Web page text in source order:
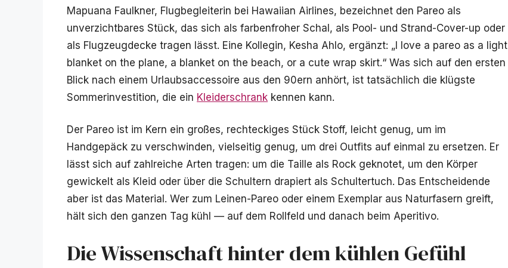
Mapuana Faulkner, Flugbegleiterin bei Hawaiian Airlines, bezeichnet den Pareo als
unverzichtbares Stück, das sich als farbenfroher Schal, als Pool- und Strand-Cover-up oder
als Flugzeugdecke tragen lässt. Eine Kollegin, Kesha Ahlo, ergänzt: „I love a pareo as a light
blanket on the plane, a blanket on the beach, or a cute wrap skirt.“ Was sich auf den ersten
Blick nach einem Urlaubsaccessoire aus den 90ern anhört, ist tatsächlich die klügste
Sommerinvestition, die ein Kleiderschrank kennen kann.
Der Pareo ist im Kern ein großes, rechteckiges Stück Stoff, leicht genug, um im
Handgepäck zu verschwinden, vielseitig genug, um drei Outfits auf einmal zu ersetzen. Er
lässt sich auf zahlreiche Arten tragen: um die Taille als Rock geknotet, um den Körper
gewickelt als Kleid oder über die Schultern drapiert als Schultertuch. Das Entscheidende
aber ist das Material. Wer zum Leinen-Pareo oder einem Exemplar aus Naturfasern greift,
hält sich den ganzen Tag kühl — auf dem Rollfeld und danach beim Aperitivo.
Die Wissenschaft hinter dem kühlen Gefühl